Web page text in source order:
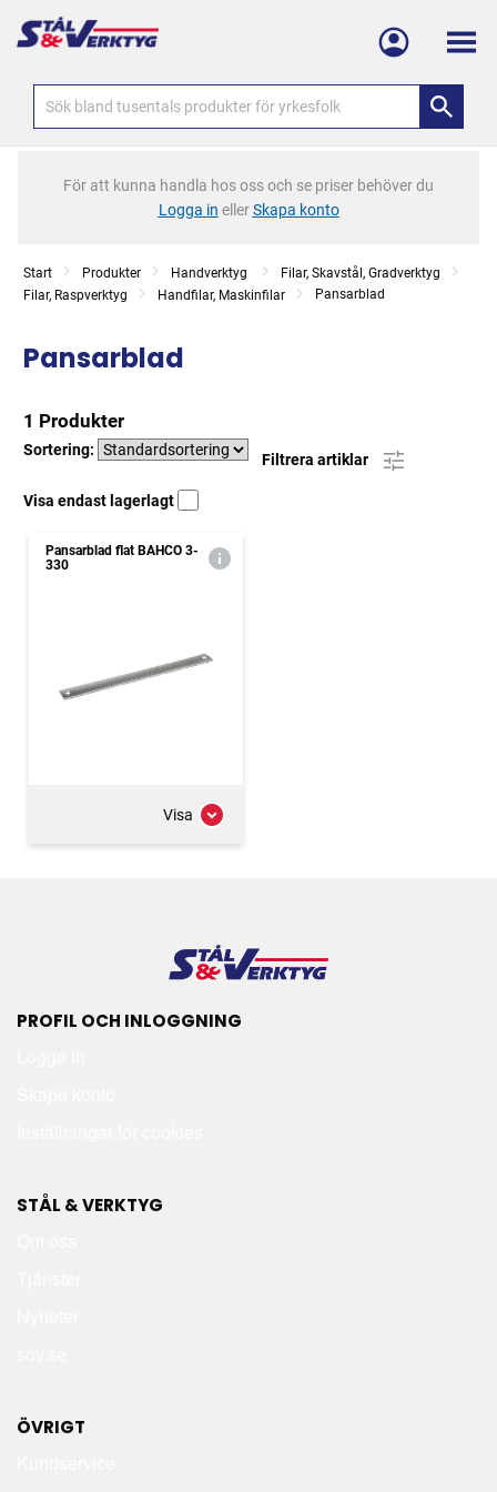
Meny
För att kunna handla hos oss och se priser behöver du
Logga in ellerSkapa konto
Start Produkter Handverktyg
Filar, Skavstål, Gradverktyg
Filar, Raspverktyg
Handfilar, Maskinfilar Pansarblad
Pansarblad
1 Produkter
Sortering:
Filtrera artiklar
Visa endast lagerlagt
Pansarblad flat BAHCO 3-
330
Visa
PROFIL OCH INLOGGNING
STÅL & VERKTYG
ÖVRIGT